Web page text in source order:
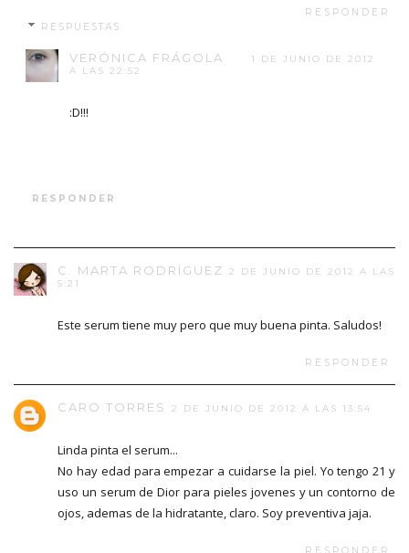
RESPONDER
RESPUESTAS
VERÓNICA FRÁGOLA
1 DE JUNIO DE 2012
A LAS 22:52
:D!!!
RESPONDER
C. MARTA RODRÍGUEZ
2 DE JUNIO DE 2012 A LAS
5:21
Este serum tiene muy pero que muy buena pinta. Saludos!
RESPONDER
CARO TORRES 2 DE JUNIO DE 2012 A LAS 13:54
Linda pinta el serum...
No hay edad para empezar a cuidarse la piel. Yo tengo 21 y
uso un serum de Dior para pieles jovenes y un contorno de
ojos, ademas de la hidratante, claro. Soy preventiva jaja.
RESPONDER